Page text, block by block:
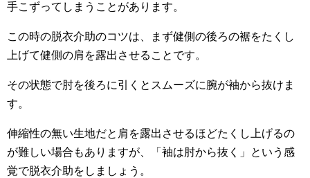
手こずってしまうことがあります。
この時の脱衣介助のコツは、まず健側の後ろの裾をたくし
上げて健側の肩を露出させることです。
その状態で肘を後ろに引くとスムーズに腕が袖から抜けま
す。
伸縮性の無い生地だと肩を露出させるほどたくし上げるの
が難しい場合もありますが、「袖は肘から抜く」という感
覚で脱衣介助をしましょう。